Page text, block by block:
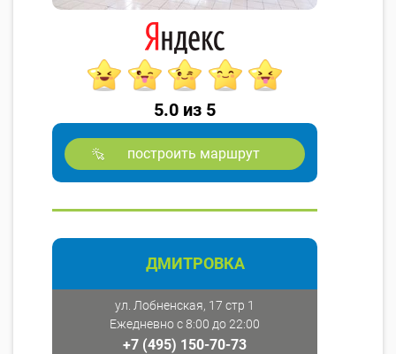
5.0 из 5
построить маршрут
ДМИТРОВКА
ул. Лобненская, 17 стр 1
Ежедневно с 8:00 до 22:00
+7 (495) 150-70-73